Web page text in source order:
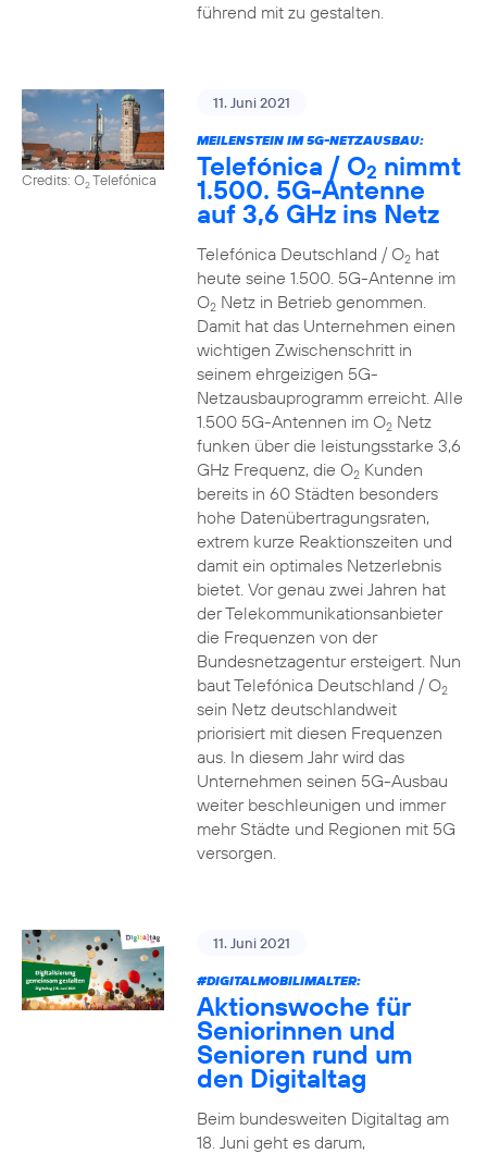
führend mit zu gestalten.
Credits: O2Telefónica
11. Juni 2021
MEILENSTEIN IM 5G-NETZAUSBAU:
Telefónica / O2 nimmt
1.500. 5G-Antenne
auf 3,6 GHz ins Netz
Telefónica Deutschland / O2hat
heute seine 1.500. 5G-Antenne im
O2Netz in Betrieb genommen.
Damit hat das Unternehmen einen
wichtigen Zwischenschritt in
seinem ehrgeizigen 5G-
Netzausbauprogramm erreicht. Alle
1.500 5G-Antennen im O2Netz
funken über die leistungsstarke 3,6
GHz Frequenz, die O2Kunden
bereits in 60 Städten besonders
hohe Datenübertragungsraten,
extrem kurze Reaktionszeiten und
damit ein optimales Netzerlebnis
bietet. Vor genau zwei Jahren hat
der Telekommunikationsanbieter
die Frequenzen von der
Bundesnetzagentur ersteigert. Nun
baut Telefónica Deutschland / O2
sein Netz deutschlandweit
priorisiert mit diesen Frequenzen
aus. In diesem Jahr wird das
Unternehmen seinen 5G-Ausbau
weiter beschleunigen und immer
mehr Städte und Regionen mit 5G
versorgen.
11. Juni 2021
#DIGITALMOBILIMALTER:
Aktionswoche für
Seniorinnen und
Senioren rund um
den Digitaltag
Beim bundesweiten Digitaltag am
18. Juni geht es darum,